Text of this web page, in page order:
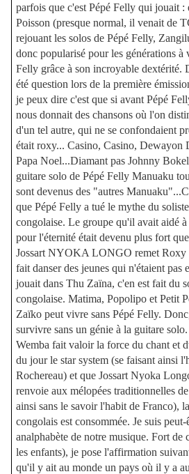
parfois que c'est Pépé Felly qui jouait
Poisson (presque normal, il venait de
rejouant les solos de Pépé Felly,
donc popularisé pour les générations à
Felly grâce à son incroyable dextérité.
été question lors de la première
je peux dire c'est que si avant Pépé
nous donnait des chansons où l'on
d'un tel autre, qui ne se confondaient
était roxy... Casino, Casino, Dewayon
Papa Noel...Diamant pas Johnny
guitare solo de Pépé Felly Manuaku
sont devenus des "autres
que Pépé Felly a tué le mythe du
congolaise. Le groupe qu'il avait aidé
pour l'éternité était devenu plus fort
Jossart NYOKA LONGO remet Roxy
fait danser des jeunes qui n'étaient pas
jouait dans Thu Zaïna, c'en est fait du
congolaise. Matima, Popolipo et Petit
Zaïko peut vivre sans Pépé Felly.
survivre sans un génie à la guitare
Wemba fait valoir la force du chant et
du jour le star system (se faisant ainsi
Rochereau) et que Jossart Nyoka
renvoie aux mélopées traditionnelles
ainsi sans le savoir l'habit de Franco),
congolais est consommée. Je suis
analphabète de notre musique. Fort de
les enfants), je pose l'affirmation
qu'il y ait au monde un pays où il y a